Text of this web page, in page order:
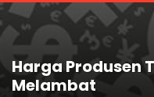
Harga Produsen
Melambat